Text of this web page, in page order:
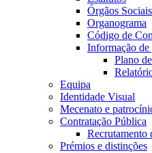
Órgãos Sociais
Organograma
Código de
Informação de
Plano
Equipa
Identidade Visual
Mecenato e
Contratação Pública
Recrutamento
Prémios e distinções